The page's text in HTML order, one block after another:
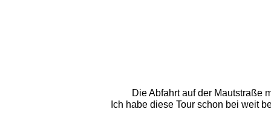
Die Abfahrt auf der Mautstraße
Ich habe diese Tour schon bei weit